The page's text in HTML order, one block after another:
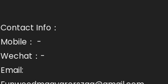
Contact Info：
Mobile： -
Wechat：-
Email: